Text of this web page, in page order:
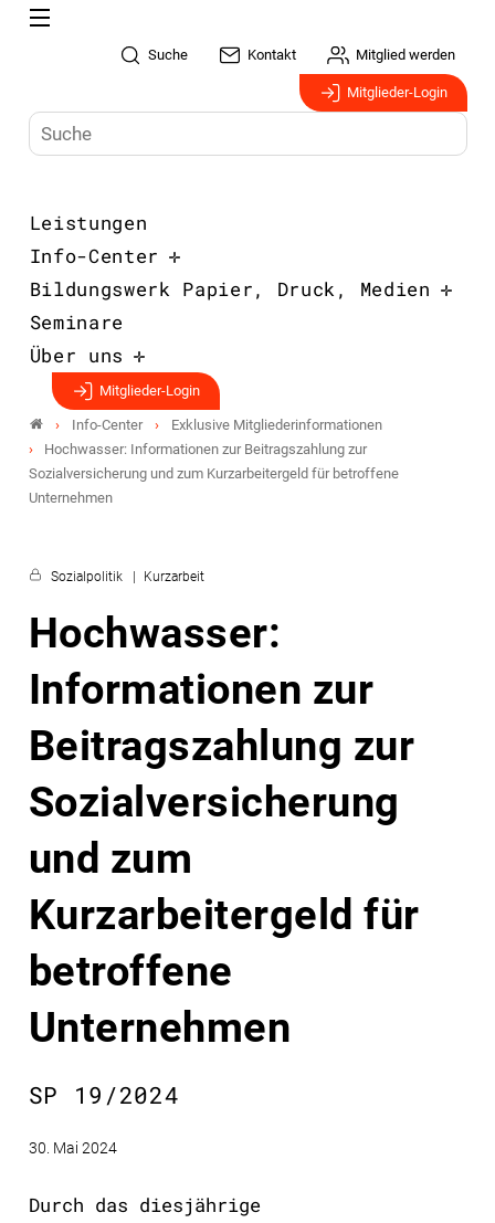
Suche Kontakt Mitglied werden
Mitglieder-Login
Leistungen
Info-Center
Bildungswerk Papier, Druck, Medien
Seminare
Über uns
Mitglieder-Login
Info-Center
Exklusive Mitgliederinformationen
Hochwasser: Informationen zur Beitragszahlung zur
Sozialversicherung und zum Kurzarbeitergeld für betroffene
Unternehmen
Sozialpolitik Kurzarbeit
Hochwasser:
Informationen zur
Beitragszahlung zur
Sozialversicherung
und zum
Kurzarbeitergeld für
betroffene
Unternehmen
SP 19/2024
30. Mai 2024
Durch das diesjährige